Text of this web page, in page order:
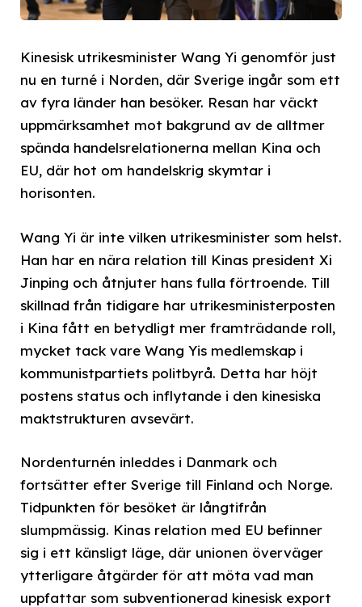
Kinesisk utrikesminister Wang Yi genomför just
nu en turné i Norden, där Sverige ingår som ett
av fyra länder han besöker. Resan har väckt
uppmärksamhet mot bakgrund av de alltmer
spända handelsrelationerna mellan Kina och
EU, där hot om handelskrig skymtar i
horisonten.
Wang Yi är inte vilken utrikesminister som helst.
Han har en nära relation till Kinas president Xi
Jinping och åtnjuter hans fulla förtroende. Till
skillnad från tidigare har utrikesministerposten
i Kina fått en betydligt mer framträdande roll,
mycket tack vare Wang Yis medlemskap i
kommunistpartiets politbyrå. Detta har höjt
postens status och inflytande i den kinesiska
maktstrukturen avsevärt.
Nordenturnén inleddes i Danmark och
fortsätter efter Sverige till Finland och Norge.
Tidpunkten för besöket är långtifrån
slumpmässig. Kinas relation med EU befinner
sig i ett känsligt läge, där unionen överväger
ytterligare åtgärder för att möta vad man
uppfattar som subventionerad kinesisk export